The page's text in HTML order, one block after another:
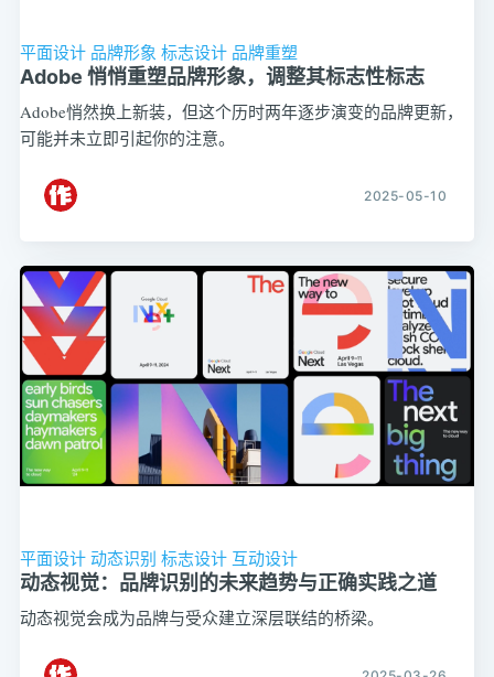
平面设计 品牌形象 标志设计 品牌重塑
Adobe 悄悄重塑品牌形象，调整其标志性标志
Adobe悄然换上新装，但这个历时两年逐步演变的品牌更新，
可能并未立即引起你的注意。
2025-05-10
平面设计 动态识别 标志设计 互动设计
动态视觉：品牌识别的未来趋势与正确实践之道
动态视觉会成为品牌与受众建立深层联结的桥梁。